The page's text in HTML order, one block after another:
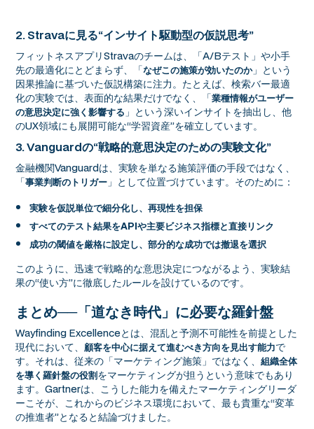
2. Stravaに見る“インサイト駆動型の仮説思考”
フィットネスアプリStravaのチームは、「A/Bテスト」や小手
先の最適化にとどまらず、「なぜこの施策が効いたのか」という
因果推論に基づいた仮説構築に注力。たとえば、検索バー最適
化の実験では、表面的な結果だけでなく、「業種情報がユーザー
の意思決定に強く影響する 」という深いインサイトを抽出し、他
のUX領域にも展開可能な“学習資産”を確立しています。
3. Vanguardの“戦略的意思決定のための実験文化”
金融機関Vanguardは、実験を単なる施策評価の手段ではなく、
「事業判断のトリガー 」として位置づけています。そのために：
実験を仮説単位で細分化し、再現性を担保
すべてのテスト結果をAPIや主要ビジネス指標と直接リンク
成功の閾値を厳格に設定し、部分的な成功では撤退を選択
このように、迅速で戦略的な意思決定につながるよう、実験結
果の“使い方”に徹底したルールを設けているのです。
まとめ──「道なき時代」に必要な羅針盤
Wayfinding Excellenceとは、混乱と予測不可能性を前提とした
現代において、 顧客を中心に据えて進むべき方向を見出す能力で
す。それは、従来の「マーケティング施策」ではなく、組織全体
を導く羅針盤の役割をマーケティングが担うという意味でもあり
ます。Gartnerは、こうした能力を備えたマーケティングリーダ
ーこそが、これからのビジネス環境において、最も貴重な“変革
の推進者”となると結論づけました。